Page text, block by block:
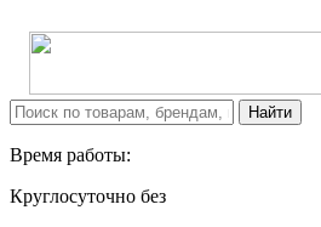
Время работы:
Круглосуточно без